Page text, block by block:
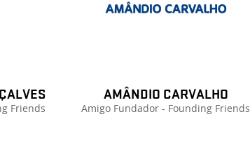
Friends
AMÂNDIO CARVALHO
Amigo Fundador - Founding Friends